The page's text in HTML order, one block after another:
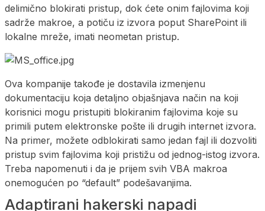
delimično blokirati pristup, dok ćete onim fajlovima koji
sadrže makroe, a potiču iz izvora poput SharePoint ili
lokalne mreže, imati neometan pristup.
Ova kompanije takođe je dostavila izmenjenu
dokumentaciju koja detaljno objašnjava način na koji
korisnici mogu pristupiti blokiranim fajlovima koje su
primili putem elektronske pošte ili drugih internet izvora.
Na primer, možete odblokirati samo jedan fajl ili dozvoliti
pristup svim fajlovima koji pristižu od jednog-istog izvora.
Treba napomenuti i da je prijem svih VBA makroa
onemogućen po “default” podešavanjima.
Adaptirani hakerski napadi